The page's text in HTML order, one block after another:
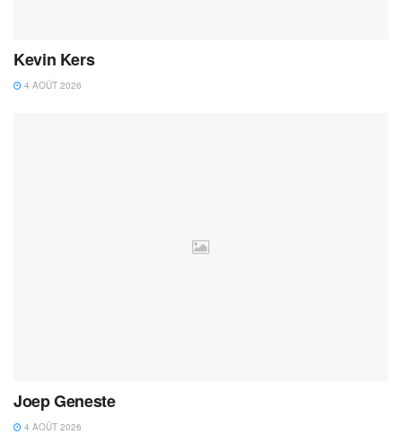
Kevin Kers
4 AOÛT 2026
Joep Geneste
4 AOÛT 2026